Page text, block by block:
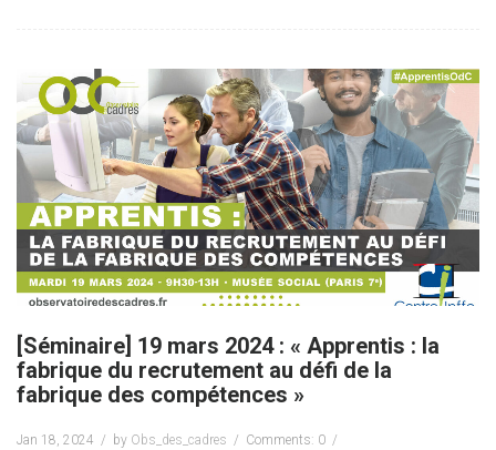
[Séminaire] 19 mars 2024 : « Apprentis : la
fabrique du recrutement au défi de la
fabrique des compétences »
Jan 18, 2024 by Obs_des_cadres
Comments: 0